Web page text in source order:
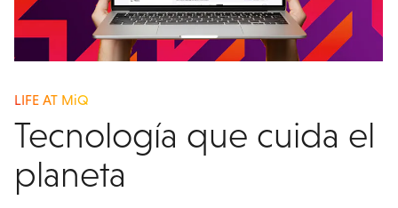
LIFE AT MiQ
Tecnología que cuida el
planeta